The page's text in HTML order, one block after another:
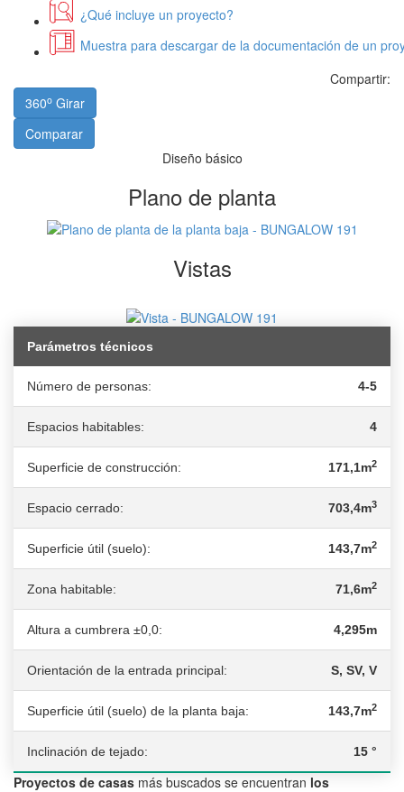
¿Qué incluye un proyecto?
Muestra para descargar de la documentación de un
Compartir:
360o Girar
Comparar
Diseño básico
Plano de planta
Vistas
Parámetros técnicos
Número de personas: 4-5
Espacios habitables: 4
Superficie de construcción: 171,1m2
Espacio cerrado: 703,4m3
Superficie útil (suelo): 143,7m2
Zona habitable: 71,6m2
Altura a cumbrera ±0,0: 4,295m
Orientación de la entrada principal: S, SV, V
Superficie útil (suelo) de la planta baja: 143,7m2
Inclinación de tejado: 15 °
Proyectos de casas más buscados se encuentran los